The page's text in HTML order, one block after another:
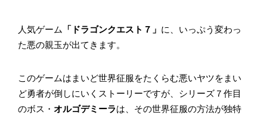
人気ゲーム 「ドラゴンクエスト７」 に、いっぷう変わっ
た悪の親玉が出てきます。
このゲームはまいど世界征服をたくらむ悪いヤツをまい
ど勇者が倒しにいくストーリーですが、シリーズ７作目
のボス・ オルゴデミーラは、その世界征服の方法が独特